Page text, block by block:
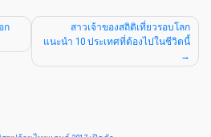
ก
สาวเจ้าของสถิติเที่ยวรอบโลก
แนะนำ 10 ประเทศที่ต้องไปในชีวิตนี้